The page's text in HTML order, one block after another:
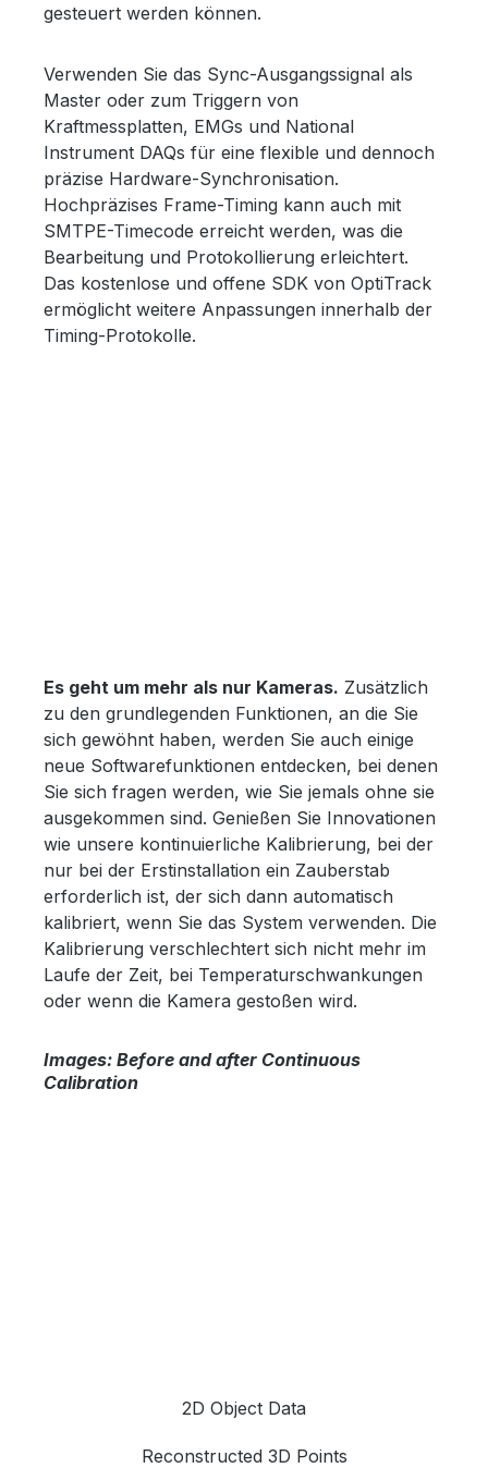
gesteuert werden können.
Verwenden Sie das Sync-Ausgangssignal als
Master oder zum Triggern von
Kraftmessplatten, EMGs und National
Instrument DAQs für eine flexible und dennoch
präzise Hardware-Synchronisation.
Hochpräzises Frame-Timing kann auch mit
SMTPE-Timecode erreicht werden, was die
Bearbeitung und Protokollierung erleichtert.
Das kostenlose und offene SDK von OptiTrack
ermöglicht weitere Anpassungen innerhalb der
Timing-Protokolle.
Es geht um mehr als nur Kameras. Zusätzlich
zu den grundlegenden Funktionen, an die Sie
sich gewöhnt haben, werden Sie auch einige
neue Softwarefunktionen entdecken, bei denen
Sie sich fragen werden, wie Sie jemals ohne sie
ausgekommen sind. Genießen Sie Innovationen
wie unsere kontinuierliche Kalibrierung, bei der
nur bei der Erstinstallation ein Zauberstab
erforderlich ist, der sich dann automatisch
kalibriert, wenn Sie das System verwenden. Die
Kalibrierung verschlechtert sich nicht mehr im
Laufe der Zeit, bei Temperaturschwankungen
oder wenn die Kamera gestoßen wird.
Images: Before and after Continuous
Calibration
2D Object Data
Reconstructed 3D Points